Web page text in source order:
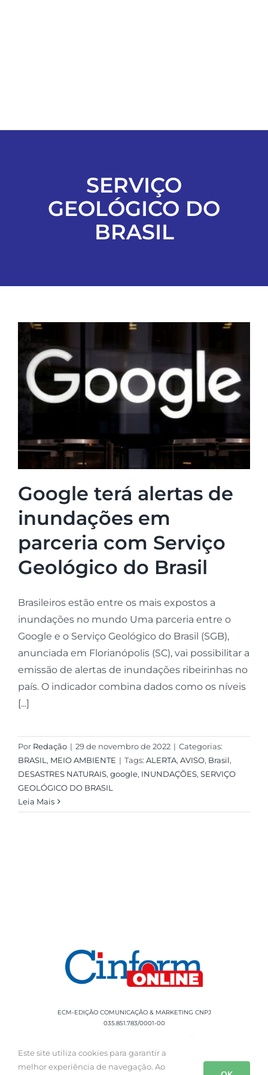
FALE CONOSCO
EDIÇÕES EM PDF
SERVIÇO
GEOLÓGICO DO
BRASIL
Google terá alertas de
inundações em
parceria com Serviço
Geológico do Brasil
Brasileiros estão entre os mais expostos a
inundações no mundo Uma parceria entre o
Google e o Serviço Geológico do Brasil (SGB),
anunciada em Florianópolis (SC), vai possibilitar a
emissão de alertas de inundações ribeirinhas no
país. O indicador combina dados como os níveis
[...]
Por Redação | 29 de novembro de 2022 | Categorias:
BRASIL, MEIO AMBIENTE | Tags: ALERTA, AVISO, Brasil,
DESASTRES NATURAIS, google, INUNDAÇÕES, SERVIÇO
GEOLÓGICO DO BRASIL
Leia Mais
ECM-EDIÇÃO COMUNICAÇÃO & MARKETING CNPJ
035.851.783/0001-00
Rua Sílvio Cesar Leite, 90 Salgado Filho -
Aracaju, SE, CEP: 49020-060 Fone: +55 79
Este site utiliza cookies para garantir a
melhor experiência de navegação. Ao